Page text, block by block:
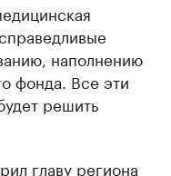
наполнению
фонда. Все эти
решить
главу региона